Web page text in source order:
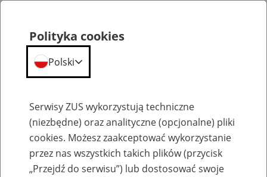
Polityka cookies
Polski
Serwisy ZUS wykorzystują techniczne
(niezbędne) oraz analityczne (opcjonalne) pliki
cookies. Możesz zaakceptować wykorzystanie
przez nas wszystkich takich plików (przycisk
„Przejdź do serwisu”) lub dostosować swoje